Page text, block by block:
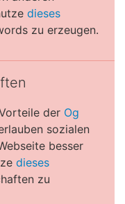
dieses
zu erzeugen.
der Og
sozialen
besser
dieses
zu